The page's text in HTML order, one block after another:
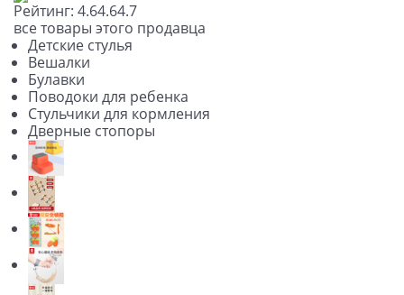
Рейтинг: 4.64.64.7
все товары этого продавца
Детские стулья
Вешалки
Булавки
Поводоки для ребенка
Стульчики для кормления
Дверные стопоры